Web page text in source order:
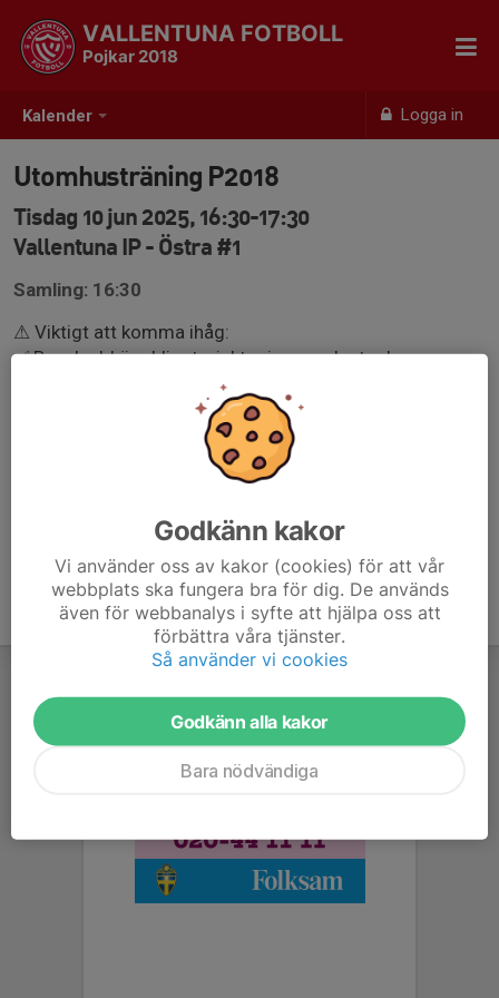
Kalender Logga in
VALLENTUNA FOTBOLL
Pojkar 2018
Utomhusträning P2018
Tisdag 10 jun 2025, 16:30-17:30
Vallentuna IP - Östra #1
Samling: 16:30
⚠ Viktigt att komma ihåg:
✅ Benskydd är obligatoriskt – inga undantag!
💧 Ta alltid med vattenflaska.
Godkänn kakor
Vi använder oss av kakor (cookies) för att vår
webbplats ska fungera bra för dig. De används
även för webbanalys i syfte att hjälpa oss att
förbättra våra tjänster.
Så använder vi cookies
Godkänn alla kakor
Bara nödvändiga